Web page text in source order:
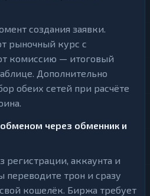
создания заявки.
рыночный курс с
комиссию — итоговый
Дополнительно
обеих сетей при расчёте
через обменник и
регистрации, аккаунта и
переводите трон и сразу
кошелёк. Биржа требует